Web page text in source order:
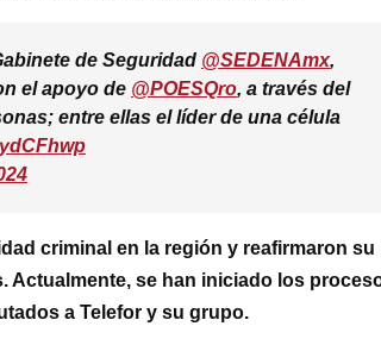
de Seguridad @SEDENAmx,
el apoyo de @POESQro, a través del
entre ellas el líder de una célula
criminal en la región y reafirmaron su
se han iniciado los
a Telefor y su grupo.